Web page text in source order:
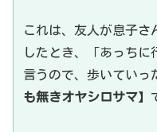
これは、友人が息子さ
したとき、「あっちに
言うので、歩いていっ
も無きオヤシロサマ】